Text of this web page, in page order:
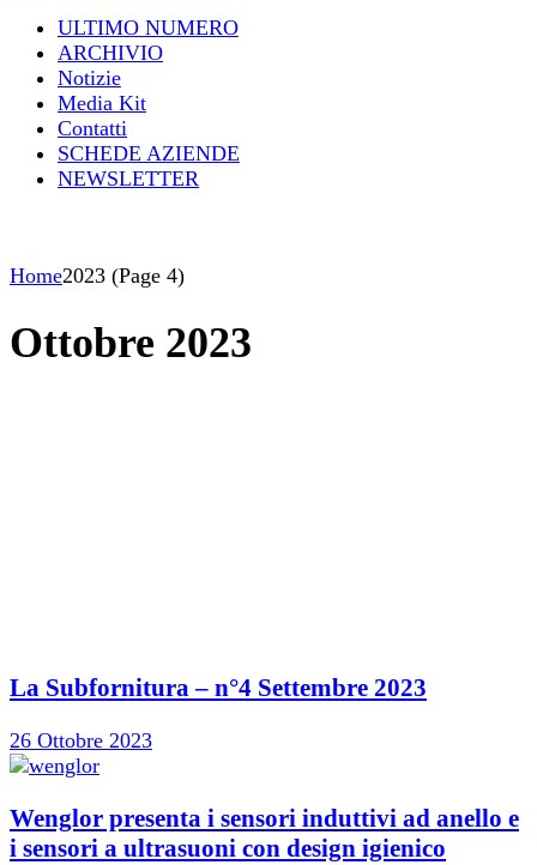
ULTIMO NUMERO
ARCHIVIO
Notizie
Media Kit
Contatti
SCHEDE AZIENDE
NEWSLETTER
Home2023 (Page 4)
Ottobre 2023
La Subfornitura – n°4 Settembre 2023
26 Ottobre 2023
Wenglor presenta i sensori induttivi ad anello e
i sensori a ultrasuoni con design igienico